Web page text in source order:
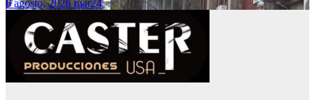
6 agosto, 2026mar24